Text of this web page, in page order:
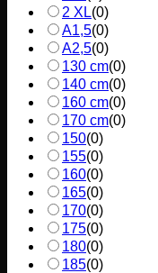
2 XL(0)
A1,5(0)
A2,5(0)
130 cm(0)
140 cm(0)
160 cm(0)
170 cm(0)
150(0)
155(0)
160(0)
165(0)
170(0)
175(0)
180(0)
185(0)